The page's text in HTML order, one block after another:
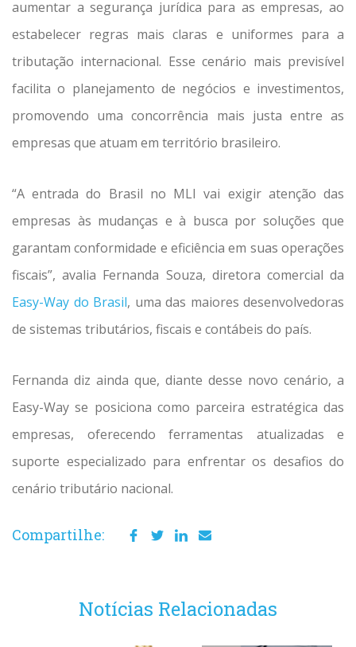
aumentar a segurança jurídica para as empresas, ao
estabelecer regras mais claras e uniformes para a
tributação internacional. Esse cenário mais previsível
facilita o planejamento de negócios e investimentos,
promovendo uma concorrência mais justa entre as
empresas que atuam em território brasileiro.
“A entrada do Brasil no MLI vai exigir atenção das
empresas às mudanças e à busca por soluções que
garantam conformidade e eficiência em suas operações
fiscais”, avalia Fernanda Souza, diretora comercial da
Easy-Way do Brasil, uma das maiores desenvolvedoras
de sistemas tributários, fiscais e contábeis do país.
Fernanda diz ainda que, diante desse novo cenário, a
Easy-Way se posiciona como parceira estratégica das
empresas, oferecendo ferramentas atualizadas e
suporte especializado para enfrentar os desafios do
cenário tributário nacional.
Compartilhe:
Notícias Relacionadas